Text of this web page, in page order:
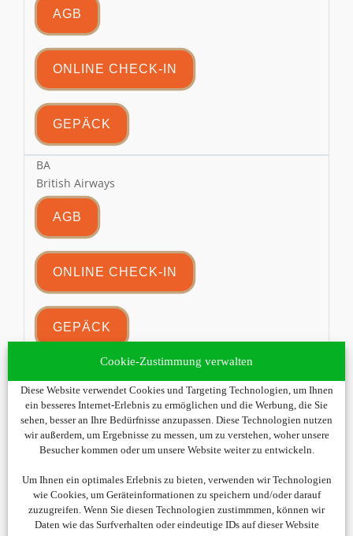
Cookie-Zustimmung verwalten
Diese Website verwendet Cookies und Targeting Technologien, um Ihnen
ein besseres Internet-Erlebnis zu ermöglichen und die Werbung, die Sie
sehen, besser an Ihre Bedürfnisse anzupassen. Diese Technologien nutzen
wir außerdem, um Ergebnisse zu messen, um zu verstehen, woher unsere
Besucher kommen oder um unsere Website weiter zu entwickeln.
Um Ihnen ein optimales Erlebnis zu bieten, verwenden wir Technologien
wie Cookies, um Geräteinformationen zu speichern und/oder darauf
zuzugreifen. Wenn Sie diesen Technologien zustimmmen, können wir
Daten wie das Surfverhalten oder eindeutige IDs auf dieser Website
AGB
ONLINE CHECK-IN
GEPÄCK
BA
British Airways
AGB
ONLINE CHECK-IN
GEPÄCK
Brussels Airlines
AGB
ONLINE CHECK-IN
GEPÄCK